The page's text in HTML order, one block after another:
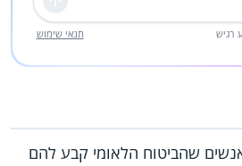
שליחה
רגיש תנאי שימוש
שהביטוח הלאומי קבע להם